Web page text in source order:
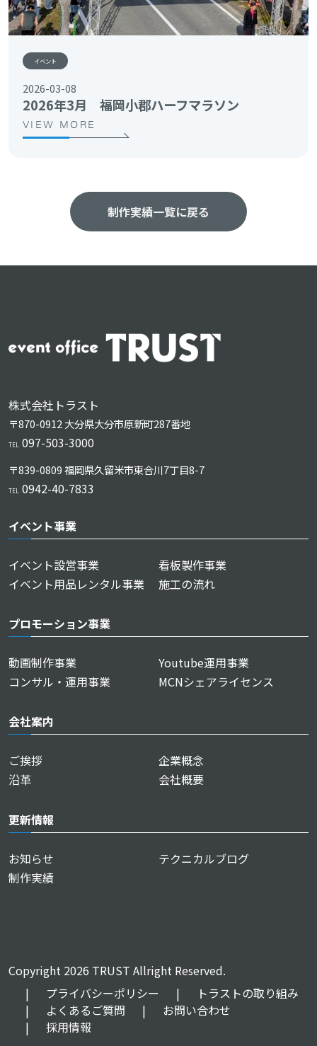
イベント
2026-03-08
2026年3月 福岡小郡ハーフマラソン
VIEW MORE
制作実績一覧に戻る
株式会社トラスト
〒870-0912 大分県大分市原新町287番地
TEL 097-503-3000
〒839-0809 福岡県久留⽶市東合川7丁⽬8-7
TEL 0942-40-7833
イベント事業
イベント設営事業
看板製作事業
イベント用品レンタル事業
施工の流れ
プロモーション事業
動画制作事業
Youtube運用事業
コンサル・運用事業
MCNシェアライセンス
会社案内
ご挨拶
企業概念
沿革
会社概要
更新情報
お知らせ
テクニカルブログ
制作実績
Copyright 2026 TRUST Allright Reserved.
|
プライバシーポリシー |
トラストの取り組み
|
よくあるご質問 |
お問い合わせ
|
採用情報